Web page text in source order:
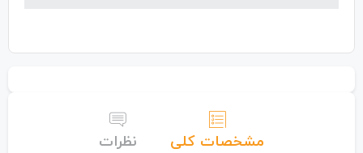
مشخصات کلی
نظرات